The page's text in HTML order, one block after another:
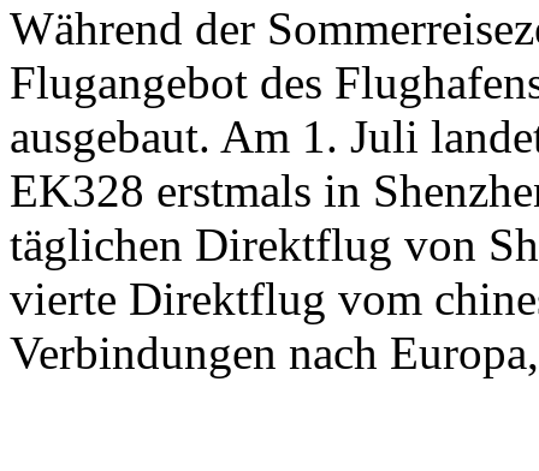
Während der
Flugangebot des
ausgebaut. Am 1. Juli
EK328 erstmals in
täglichen Direktflug von
vierte Direktflug vom
Verbindungen nach